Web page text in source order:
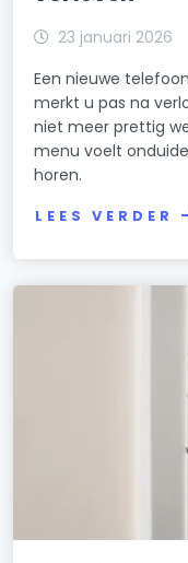
23 januari 2026
Een nieuwe
merkt u pas na
niet meer prettig
menu voelt
horen.
LEES VERDER